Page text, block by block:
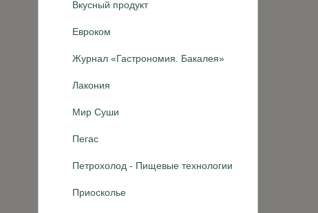
Вкусный продукт
Евроком
Журнал «Гастрономия. Бакалея»
Лакония
Мир Суши
Пегас
Петрохолод - Пищевые технологии
Приосколье